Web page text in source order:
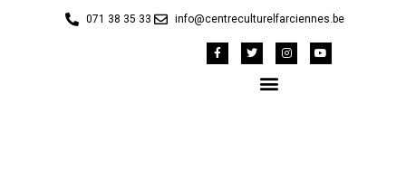
071 38 35 33 info@centreculturelfarciennes.be